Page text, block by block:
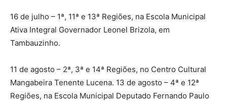
16 de julho – 1ª, 11ª e 13ª Regiões, na Escola Municipal
Ativa Integral Governador Leonel Brizola, em
Tambauzinho.
11 de agosto – 2ª, 3ª e 14ª Regiões, no Centro Cultural
Mangabeira Tenente Lucena. 13 de agosto – 4ª e 12ª
Regiões, na Escola Municipal Deputado Fernando Paulo